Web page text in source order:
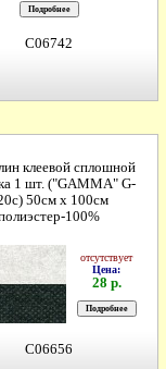
C06742
клеевой сплошной
1 шт. ("GAMMA" G-
50см х 100см
100%
отсутствует
Цена:
28 р.
C06656